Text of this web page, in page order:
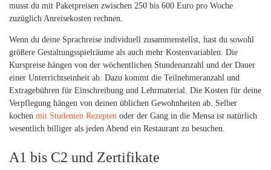
musst du mit Paketpreisen zwischen 250 bis 600 Euro pro Woche
zuzüglich Anreisekosten rechnen.
Wenn du deine Sprachreise individuell zusammenstellst, hast du sowohl
größere Gestaltungsspielräume als auch mehr Kostenvariablen. Die
Kurspreise hängen von der wöchentlichen Stundenanzahl und der Dauer
einer Unterrichtseinheit ab. Dazu kommt die Teilnehmeranzahl und
Extragebühren für Einschreibung und Lehrmaterial. Die Kosten für deine
Verpflegung hängen von deinen üblichen Gewohnheiten ab. Selber
kochen mit Studenten Rezepten oder der Gang in die Mensa ist natürlich
wesentlich billiger als jeden Abend ein Restaurant zu besuchen.
A1 bis C2 und Zertifikate